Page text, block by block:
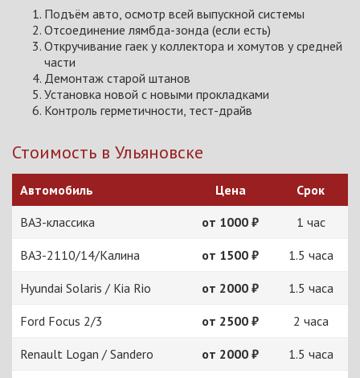
Подъём авто, осмотр всей выпускной системы
Отсоединение лямбда-зонда (если есть)
Откручивание гаек у коллектора и хомутов у средней
части
Демонтаж старой штанов
Установка новой с новыми прокладками
Контроль герметичности, тест-драйв
Стоимость в Ульяновске
Автомобиль Цена
Срок
ВАЗ-классика
от 1000 ₽ 1 час
ВАЗ-2110/14/Калина от 1500 ₽ 1.5 часа
Hyundai Solaris / Kia Rio от 2000 ₽ 1.5 часа
Ford Focus 2/3 от 2500 ₽ 2 часа
Renault Logan / Sandero от 2000 ₽ 1.5 часа